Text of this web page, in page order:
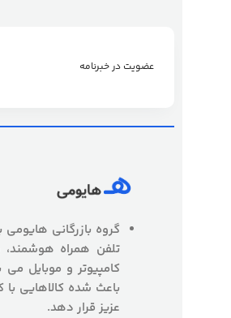
عضویت در خبرنامه
تلفن همراه
کامپیوتر و موبایل
باعث شده کالاهایی با
عزیز قرار دهد.